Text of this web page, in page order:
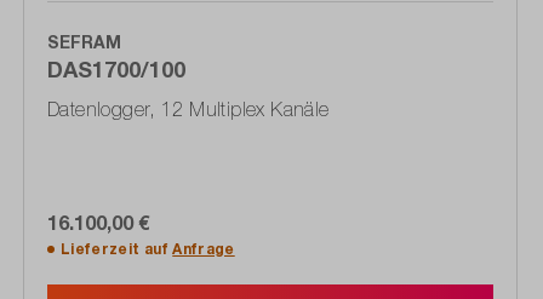
SEFRAM
DAS1700/100
Datenlogger, 12 Multiplex Kanäle
16.100,00 €
Lieferzeit aufAnfrage